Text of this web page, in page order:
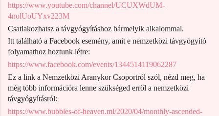
https://www.youtube.com/channel/UCUXWdUM-
4nolUoUYxv223M
Csatlakozhatsz a távgyógyításhoz bármelyik alkalommal.
Itt található a Facebook esemény, amit e nemzetközi távgyógyító
folyamathoz hoztunk létre:
https://www.facebook.com/events/1344514119062287
Ez a link a Nemzetközi Aranykor Csoportról szól, nézd meg, ha
még több információra lenne szükséged erről a nemzetközi
távgyógyításról:
https://www.bubbles-of-heaven.ml/2020/04/monthly-ascended-